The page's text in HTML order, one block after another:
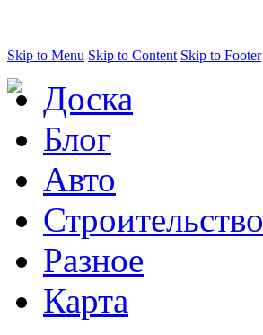
Skip to Menu Skip to Content Skip to Footer
Доска
Блог
Авто
Строительство
Разное
Карта